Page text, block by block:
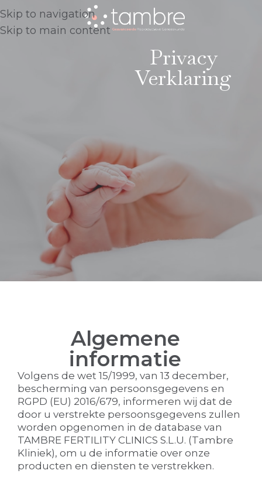
Skip to navigation
Skip to main content
Privacy
Verklaring
Algemene
informatie
Volgens de wet 15/1999, van 13 december,
bescherming van persoonsgegevens en
RGPD (EU) 2016/679, informeren wij dat de
door u verstrekte persoonsgegevens zullen
worden opgenomen in de database van
TAMBRE FERTILITY CLINICS S.L.U. (Tambre
Kliniek), om u de informatie over onze
producten en diensten te verstrekken.